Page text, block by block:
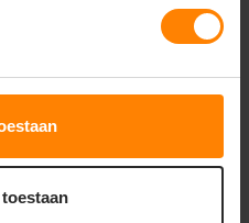
comfortabel, maar ook
uniforme look voor een
kun je zorgen voor een
voor bedrukte